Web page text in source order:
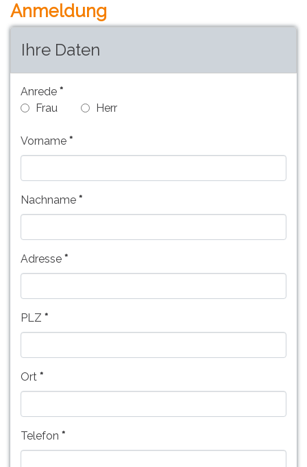
Anmeldung
Ihre Daten
Anrede
Frau
Herr
Vorname
Nachname
Adresse
PLZ
Ort
Telefon